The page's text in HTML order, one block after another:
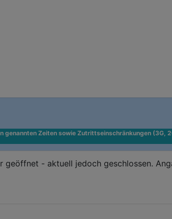
genannten Zeiten sowie Zutrittseinschränkungen (3G,
geöffnet - aktuell jedoch geschlossen.